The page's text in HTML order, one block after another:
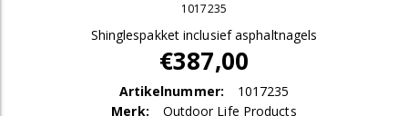
1017235
Shinglespakket inclusief asphaltnagels
€387,00
Artikelnummer:
1017235
Merk:
Outdoor Life Products